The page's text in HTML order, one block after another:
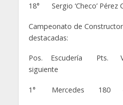
18° Sergio ‘Checo’
Campeonato de
destacadas:
Pos. Escudería Pts.
siguiente
1° Mercedes 180